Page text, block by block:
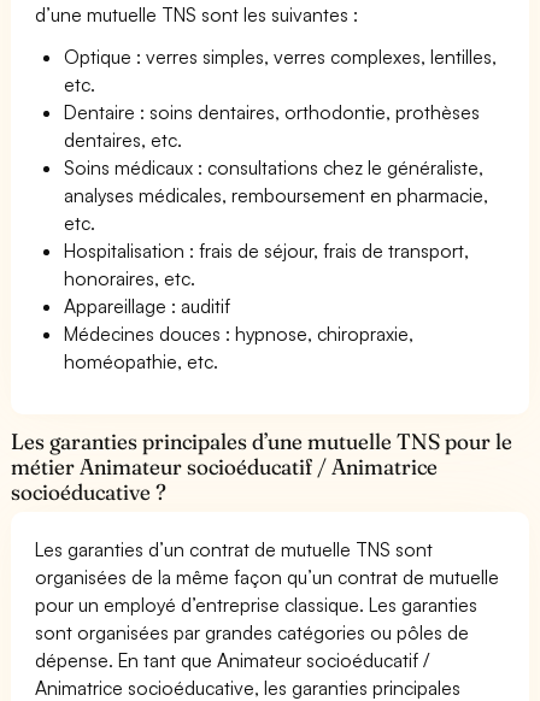
d’une mutuelle TNS sont les suivantes :
Optique : verres simples, verres complexes, lentilles,
etc.
Dentaire : soins dentaires, orthodontie, prothèses
dentaires, etc.
Soins médicaux : consultations chez le généraliste,
analyses médicales, remboursement en pharmacie,
etc.
Hospitalisation : frais de séjour, frais de transport,
honoraires, etc.
Appareillage : auditif
Médecines douces : hypnose, chiropraxie,
homéopathie, etc.
Les garanties principales d’une mutuelle TNS pour le
métier Animateur socioéducatif / Animatrice
socioéducative ?
Les garanties d’un contrat de mutuelle TNS sont
organisées de la même façon qu’un contrat de mutuelle
pour un employé d’entreprise classique. Les garanties
sont organisées par grandes catégories ou pôles de
dépense. En tant que Animateur socioéducatif /
Animatrice socioéducative, les garanties principales